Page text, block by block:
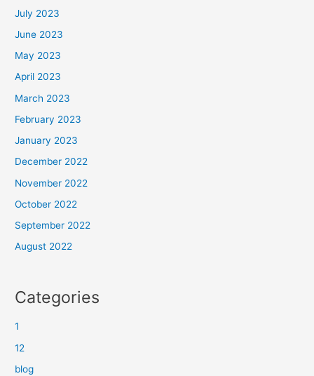
July 2023
June 2023
May 2023
April 2023
March 2023
February 2023
January 2023
December 2022
November 2022
October 2022
September 2022
August 2022
Categories
1
12
blog